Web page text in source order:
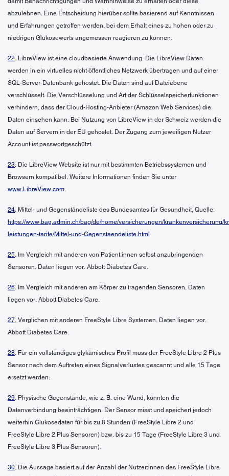
abzulehnen. Eine Entscheidung hierüber sollte basierend auf Kenntnissen
und Erfahrungen getroffen werden, bei dem Erhalt eines zu hohen oder zu
niedrigen Glukosewerts angemessen reagieren zu können.
22. LibreView ist eine cloudbasierte Anwendung. Die LibreView Daten
werden in ein virtuelles nicht öffentliches Netzwerk übertragen und auf einer
SQL-Server-Datenbank gehostet. Die Daten sind auf Dateiebene
verschlüsselt. Die Verschlüsselung und Art der Schlüsselspeicherfunktionen
verhindern, dass der Cloud-Hosting-Anbieter (Amazon Web Services) die
Daten einsehen kann. Bei Nutzung von LibreView in der Schweiz werden die
Daten auf Servern in der EU gehostet. Der Zugang zum jeweiligen Nutzer
Account ist passwortgeschützt.
23. Die LibreView Website ist nur mit bestimmten Betriebssystemen und
Browsern kompatibel. Weitere Informationen finden Sie unter
www.LibreView.com.
24. Mittel- und Gegenständeliste des Bundesamtes für Gesundheit, Quelle:
https://www.bag.admin.ch/bag/de/home/versicherungen/krankenversicherung/
leistungen-tarife/Mittel-und-Gegenstaendeliste.html
25. Im Vergleich mit anderen von Patient:innen selbst anzubringenden
Sensoren. Daten liegen vor. Abbott Diabetes Care.
26. Im Vergleich mit anderen am Körper zu tragenden Sensoren. Daten
liegen vor. Abbott Diabetes Care.
27. Verglichen mit anderen FreeStyle Libre Systemen. Daten liegen vor.
Abbott Diabetes Care.
28. Für ein vollständiges glykämisches Profil muss der FreeStyle Libre 2 Plus
Sensor nach dem Auftreten eines Signalverlustes gescannt und alle 15 Tage
ersetzt werden.
29. Physische Gegenstände, wie z. B. eine Wand, könnten die
Datenverbindung beeinträchtigen. Der Sensor misst und speichert jedoch
weiterhin Glukosedaten für bis zu 8 Stunden (FreeStyle Libre 2 und
FreeStyle Libre 2 Plus Sensoren) bzw. bis zu 15 Tage (FreeStyle Libre 3 und
FreeStyle Libre 3 Plus Sensoren).
30. Die Aussage basiert auf der Anzahl der Nutzer:innen des FreeStyle Libre